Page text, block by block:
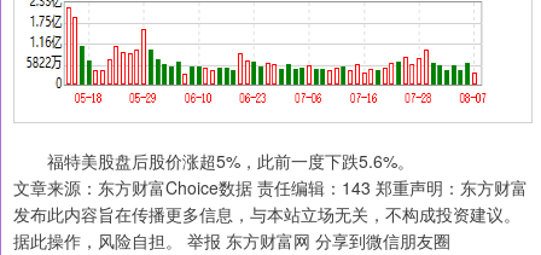
福特美股盘后股价涨超5%，此前一度下跌5.6%。
文章来源：东方财富Choice数据 责任编辑：143 郑重声明：东方财富
发布此内容旨在传播更多信息，与本站立场无关，不构成投资建议。
据此操作，风险自担。 举报 东方财富网 分享到微信朋友圈